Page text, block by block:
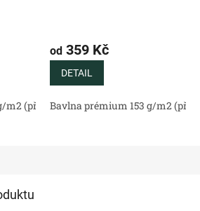
m2 (přírodní) Bavlněný satén 130 g/
od 359 Kč
DETAIL
Bavlna prémium 153 g/m2